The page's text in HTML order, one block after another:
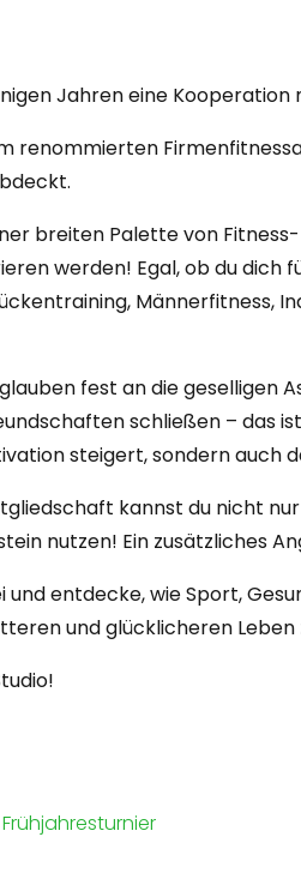
Jahren eine Kooperation
renommierten
breiten Palette von
werden! Egal, ob du dich
Männerfitness,
fest an die geselligen
schließen – das
steigert, sondern auch
kannst du nicht
nutzen! Ein zusätzliches
entdecke, wie Sport,
und glücklicheren